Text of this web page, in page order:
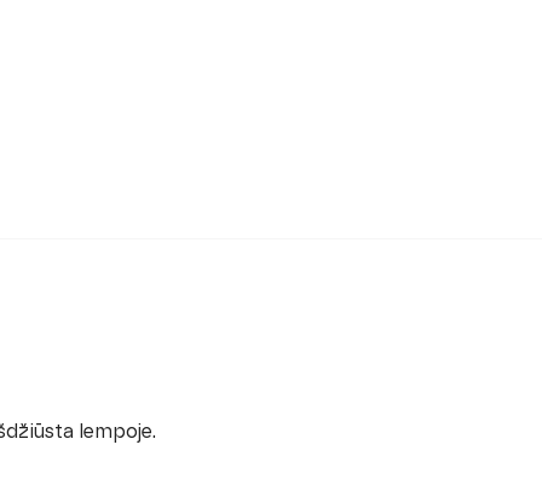
lempoje.